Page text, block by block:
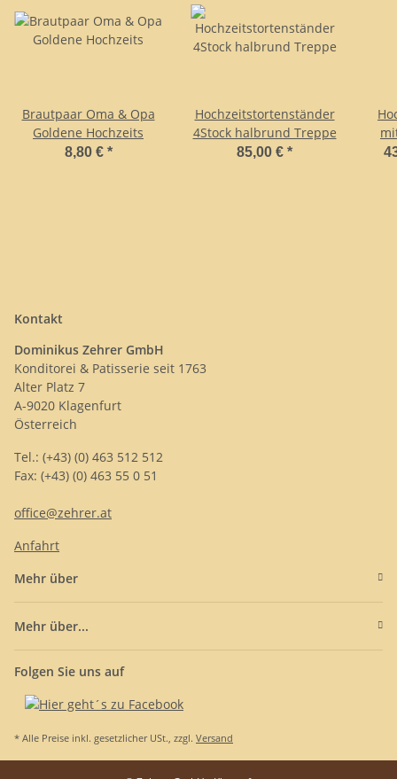
Brautpaar Oma & Opa
Goldene Hochzeits
8,80 € *
Hochzeitstortenständer
4Stock halbrund Treppe
85,00 € *
Kontakt
Dominikus Zehrer GmbH
Konditorei & Patisserie seit 1763
Alter Platz 7
A-9020 Klagenfurt
Österreich
Tel.: (+43) (0) 463 512 512
Fax: (+43) (0) 463 55 0 51
office@zehrer.at
Anfahrt
Mehr über
Mehr über...
Folgen Sie uns auf
* Alle Preise inkl. gesetzlicher USt., zzgl. Versand